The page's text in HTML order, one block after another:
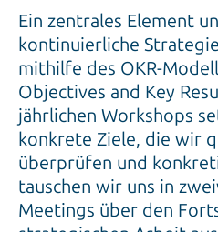
Ein zentrales Element
kontinuierliche
mithilfe des OKR-
Objectives and Key
jährlichen Workshops
konkrete Ziele, die wir
überprüfen und
tauschen wir uns in
Meetings über den